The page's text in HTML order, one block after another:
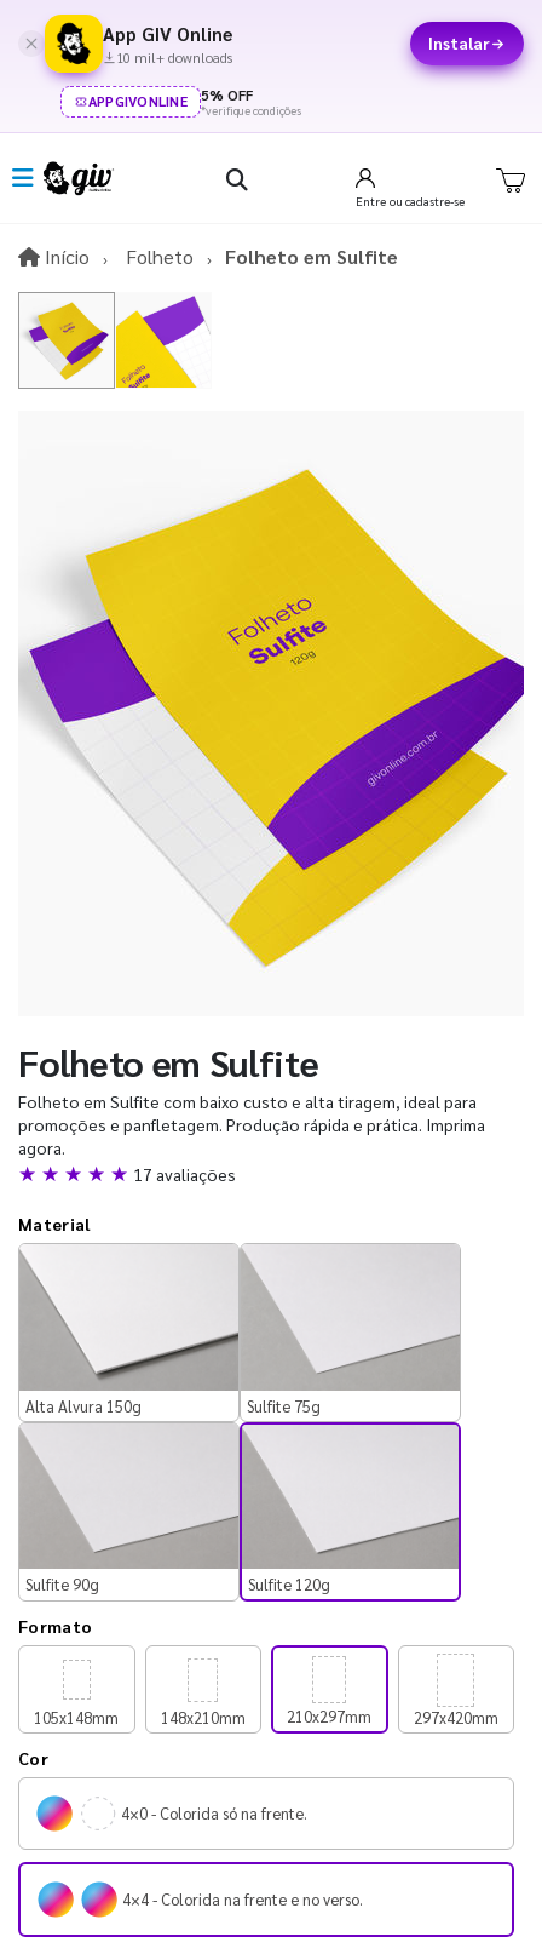
App GIV Online
10 mil+ downloads
Instalar
APPGIVONLINE 5% OFF
*verifique condições
Entre ou cadastre-se
Início InícioFolheto Folheto em Sulfite
Folheto em Sulfite
Folheto em Sulfite com baixo custo e alta tiragem, ideal para
promoções e panfletagem. Produção rápida e prática. Imprima
agora.
★ ★ ★ ★ ★ 17 avaliações
Material
Alta Alvura 150g Sulfite 75g
Sulfite 90g Sulfite 120g
Formato
105x148mm 148x210mm 210x297mm 297x420mm
Cor
4×0 - Colorida só na frente.
4×4 - Colorida na frente e no verso.